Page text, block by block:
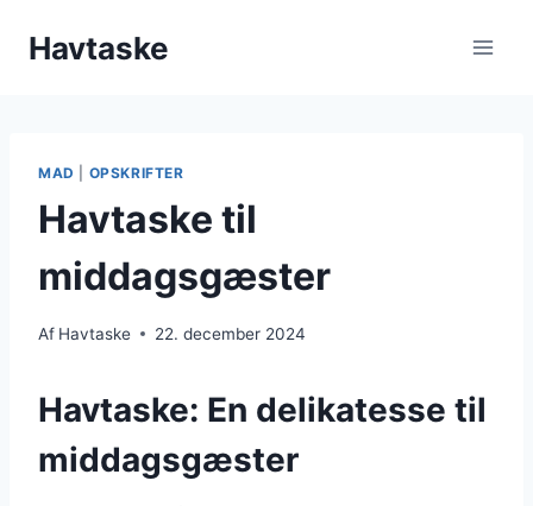
Havtaske
MAD OPSKRIFTER
Havtaske til
middagsgæster
Af Havtaske 22. december 2024
Havtaske: En delikatesse til
middagsgæster